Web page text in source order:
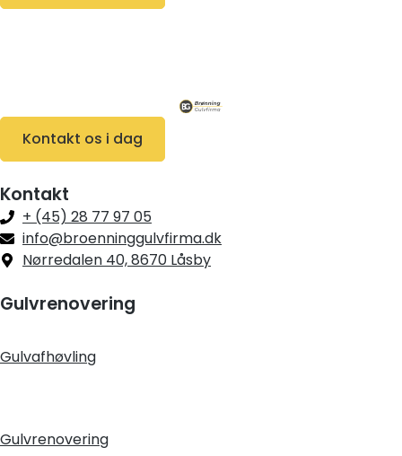
Kontakt os i dag
Kontakt
+ (45) 28 77 97 05
info@broenninggulvfirma.dk
Nørredalen 40, 8670 Låsby
Gulvrenovering
Gulvafhøvling
Gulvrenovering